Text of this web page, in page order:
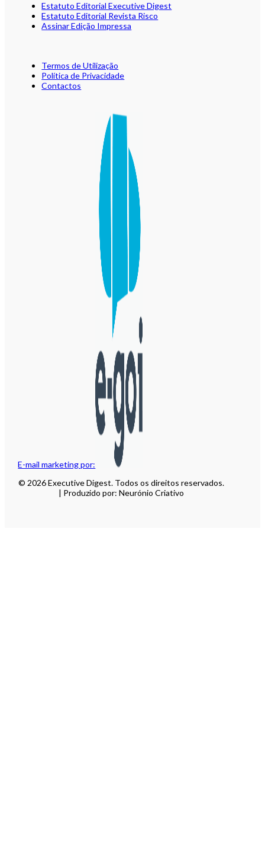
E-mail marketing por:
Estatuto Editorial Executive Digest
Estatuto Editorial Revista Risco
Assinar Edição Impressa
Termos de Utilização
Política de Privacidade
Contactos
© 2026 Executive Digest. Todos os direitos reservados.
| Produzido por: Neurónio Criativo